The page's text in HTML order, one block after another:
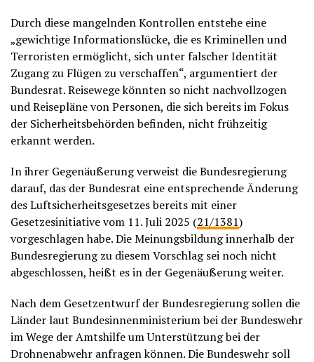
Durch diese mangelnden Kontrollen entstehe eine
„gewichtige Informationslücke, die es Kriminellen und
Terroristen ermöglicht, sich unter falscher Identität
Zugang zu Flügen zu verschaffen“, argumentiert der
Bundesrat. Reisewege könnten so nicht nachvollzogen
und Reisepläne von Personen, die sich bereits im Fokus
der Sicherheitsbehörden befinden, nicht frühzeitig
erkannt werden.
In ihrer Gegenäußerung verweist die Bundesregierung
darauf, das der Bundesrat eine entsprechende Änderung
des Luftsicherheitsgesetzes bereits mit einer
Gesetzesinitiative vom 11. Juli 2025 (21/1381)
vorgeschlagen habe. Die Meinungsbildung innerhalb der
Bundesregierung zu diesem Vorschlag sei noch nicht
abgeschlossen, heißt es in der Gegenäußerung weiter.
Nach dem Gesetzentwurf der Bundesregierung sollen die
Länder laut Bundesinnenministerium bei der Bundeswehr
im Wege der Amtshilfe um Unterstützung bei der
Drohnenabwehr anfragen können. Die Bundeswehr soll